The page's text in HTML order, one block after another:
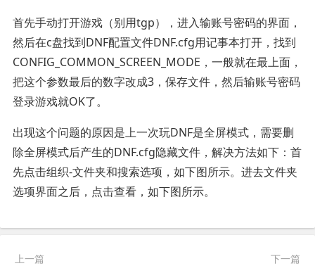
首先手动打开游戏（别用tgp），进入输账号密码的界面，
然后在c盘找到DNF配置文件DNF.cfg用记事本打开，找到
CONFIG_COMMON_SCREEN_MODE，一般就在最上面，
把这个参数最后的数字改成3，保存文件，然后输账号密码
登录游戏就OK了。
出现这个问题的原因是上一次玩DNF是全屏模式，需要删
除全屏模式后产生的DNF.cfg隐藏文件，解决方法如下：首
先点击组织-文件夹和搜索选项，如下图所示。进去文件夹
选项界面之后，点击查看，如下图所示。
上一篇 下一篇